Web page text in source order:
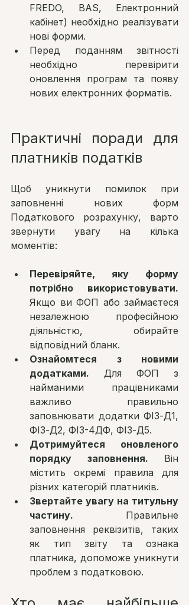
FREDO, BAS, Електронний
кабінет) необхідно реалізувати
нові форми.
Перед поданням звітності
необхідно перевірити
оновлення програм та появу
нових електронних форматів.
Практичні поради для
платників податків
Щоб уникнути помилок при
заповненні нових форм
Податкового розрахунку, варто
звернути увагу на кілька
моментів:
Перевіряйте, яку форму
потрібно використовувати.
Якщо ви ФОП або займаєтеся
незалежною професійною
діяльністю, обирайте
відповідний бланк.
Ознайомтеся з новими
додатками. Для ФОП з
найманими працівниками
важливо правильно
заповнювати додатки ФІЗ-Д1,
ФІЗ-Д2, ФІЗ-4ДФ, ФІЗ-Д5.
Дотримуйтеся оновленого
порядку заповнення. Він
містить окремі правила для
різних категорій платників.
Звертайте увагу на титульну
частину. Правильне
заповнення реквізитів, таких
як тип звіту та ознака
платника, допоможе уникнути
проблем з податковою.